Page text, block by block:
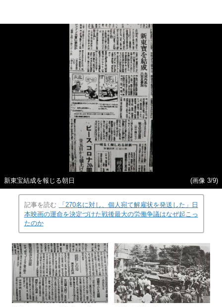
新東宝結成を報じる朝日 (画像 3/9)
記事を読む
「270名に対し、個人宛て解雇状を発送した」日
本映画の運命を決定づけた戦後最大の労働争議はなぜ起こっ
たのか